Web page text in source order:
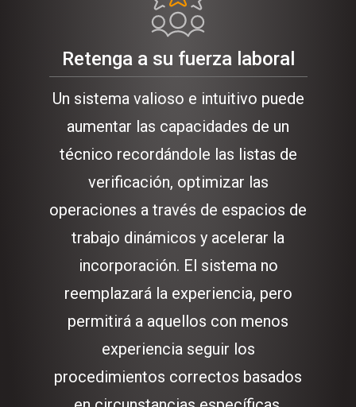
Retenga a su fuerza laboral
Un sistema valioso e intuitivo puede
aumentar las capacidades de un
técnico recordándole las listas de
verificación, optimizar las
operaciones a través de espacios de
trabajo dinámicos y acelerar la
incorporación. El sistema no
reemplazará la experiencia, pero
permitirá a aquellos con menos
experiencia seguir los
procedimientos correctos basados